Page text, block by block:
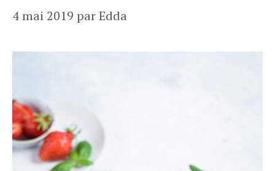
4 mai 2019 parEdda